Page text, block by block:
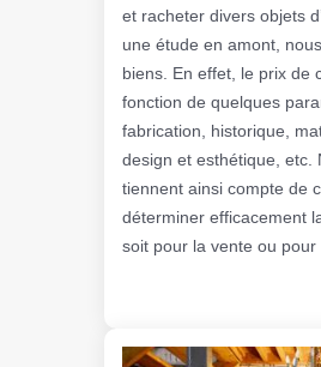
et racheter divers objets
une étude en amont,
biens. En effet, le prix de
fonction de quelques
fabrication, historique,
design et esthétique, etc.
tiennent ainsi compte de
déterminer efficacement
soit pour la vente ou pour